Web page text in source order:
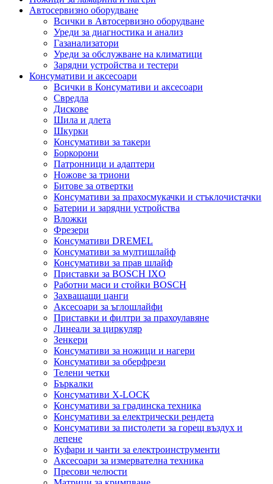
Автосервизно оборудване
Всички в Автосервизно оборудване
Уреди за диагностика и анализ
Газанализатори
Уреди за обслужване на климатици
Зарядни устройства и тестери
Консумативи и аксесоари
Всички в Консумативи и аксесоари
Свредла
Дискове
Шила и длета
Шкурки
Консумативи за такери
Боркорони
Патронници и адаптери
Ножове за триони
Битове за отвертки
Консумативи за прахосмукачки и стъклочистачки
Батерии и зарядни устройства
Вложки
Фрезери
Консумативи DREMEL
Консумативи за мултишлайф
Консумативи за прав шлайф
Приставки за BOSCH IXO
Работни маси и стойки BOSCH
Захващащи цанги
Аксесоари за ъглошлайфи
Приставки и филтри за прахоулавяне
Линеали за циркуляр
Зенкери
Консумативи за ножици и нагери
Консумативи за оберфрези
Телени четки
Бъркалки
Консумативи X-LOCK
Консумативи за градинска техника
Консумативи за електрически рендета
Консумативи за пистолети за горещ въздух и
лепене
Куфари и чанти за електроинструменти
Аксесоари за измервателна техника
Пресови челюсти